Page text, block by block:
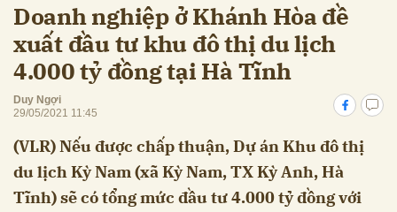
Doanh nghiệp ở Khánh Hòa đề
xuất đầu tư khu đô thị du lịch
4.000 tỷ đồng tại Hà Tĩnh
Duy Ngợi
29/05/2021 11:45
(VLR) Nếu được chấp thuận, Dự án Khu đô thị
du lịch Kỳ Nam (xã Kỳ Nam, TX Kỳ Anh, Hà
Tĩnh) sẽ có tổng mức đầu tư 4.000 tỷ đồng với
Hủy